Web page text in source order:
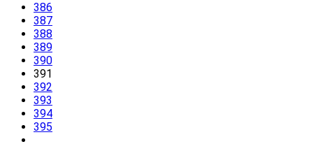
386
387
388
389
390
391
392
393
394
395